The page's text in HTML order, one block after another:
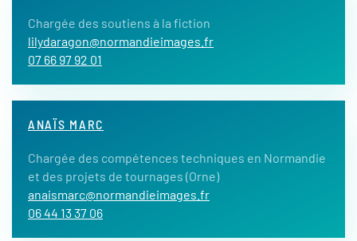
Chargée des soutiens à la fiction
lilydaragon@normandieimages.fr
07 66 97 92 01
ANAÏS MARC
Chargée des compétences techniques en Normandie
et des projets de tournages (Orne)
anaismarc@normandieimages.fr
06 44 13 37 06